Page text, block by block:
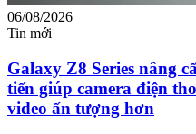
06/08/2026
Tin mới
Galaxy Z8 Series nâng
tiến giúp camera điện
video ấn tượng hơn